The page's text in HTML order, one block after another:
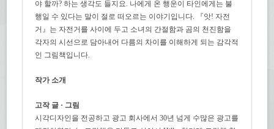
야 할까? 하는 생각도 들지요. 나에게 온 행운이 타인에게는 불
행일 수 있다는 말이 절로 떠오르는 이야기입니다. 『앗! 자전
거』는 자전거를 사이에 두고 소녀의 간절함과 곰의 천진함을
각자의 시선으로 담아내어 다름의 차이를 이해하게 되는 감각적
인 그림책입니다.
작가 소개
고작 글 · 그림
시각디자인을 전공하고 광고 회사에서 30년 넘게 수많은 광고를